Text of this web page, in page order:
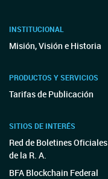
INSTITUCIONAL
Misión, Visión e Historia
PRODUCTOS Y SERVICIOS
Tarifas de Publicación
SITIOS DE INTERÉS
Red de Boletines Oficiales
de la R. A.
BFA Blockchain Federal